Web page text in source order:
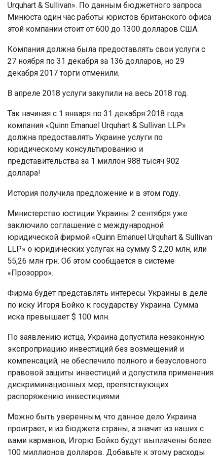
Urquhart & Sullivan». По данным бюджетного запроса
Минюста один час работы юристов британского офиса
этой компании стоит от 600 до 1300 долларов США.
Компания должна была предоставлять свои услуги с
27 ноября по 31 декабря за 136 долларов, но 29
декабря 2017 торги отменили.
В апреле 2018 услуги закупили на весь 2018 год.
Так начиная с 1 января по 31 декабря 2018 года
компания «Quinn Emanuel Urquhart & Sullivan LLP»
должна предоставлять Украине услуги по
юридическому консультированию и
представительства за 1 миллон 988 тысяч 902
доллара!
История получила предложение и в этом году.
Министерство юстиции Украины 2 сентября уже
заключило соглашение с международной
юридической фирмой «Quinn Emanuel Urquhart & Sullivan
LLP» о юридических услугах на сумму $ 2,20 млн, или
55,26 млн грн. Об этом сообщается в системе
«Прозорро».
Фирма будет представлять интересы Украины в деле
по иску Игоря Бойко к государству Украина. Сумма
иска превышает $ 100 млн.
По заявлению истца, Украина допустила незаконную
экспроприацию инвестиций без возмещений и
компенсаций, не обеспечило полного и безусловного
правовой защиты инвестиций и допустила применения
дискриминационных мер, препятствующих
распоряжению инвестициями.
Можно быть уверенным, что данное дело Украина
проиграет, и из бюджета страны, а значит из наших с
вами карманов, Игорю Бойко будут выплачены более
100 миллионов долларов. Добавьте к этому расходы